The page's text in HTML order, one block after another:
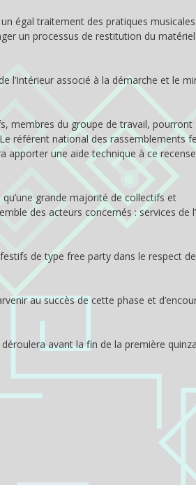
égal traitement des pratiques musicales
un processus de restitution du
l’Intérieur associé à la démarche et le
membres du groupe de travail, pourront
référent national des rassemblements
apporter une aide technique à ce
grande majorité de collectifs et
des acteurs concernés : services de
de type free party dans le respect
au succès de cette phase et
avant la fin de la première